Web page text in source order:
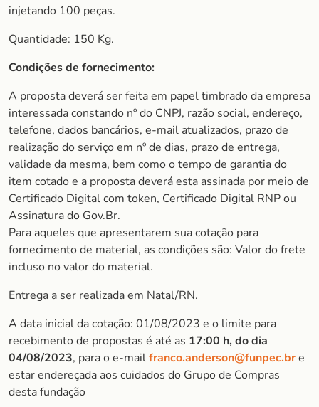
injetando 100 peças.
Quantidade: 150 Kg.
Condições de fornecimento:
A proposta deverá ser feita em papel timbrado da empresa
interessada constando nº do CNPJ, razão social, endereço,
telefone, dados bancários, e-mail atualizados, prazo de
realização do serviço em nº de dias, prazo de entrega,
validade da mesma, bem como o tempo de garantia do
item cotado e a proposta deverá esta assinada por meio de
Certificado Digital com token, Certificado Digital RNP ou
Assinatura do Gov.Br.
Para aqueles que apresentarem sua cotação para
fornecimento de material, as condições são: Valor do frete
incluso no valor do material.
Entrega a ser realizada em Natal/RN.
A data inicial da cotação: 01/08/2023 e o limite para
recebimento de propostas é até as 17:00 h, do dia
04/08/2023, para o e-mailfranco.anderson@funpec.bre
estar endereçada aos cuidados do Grupo de Compras
desta fundação